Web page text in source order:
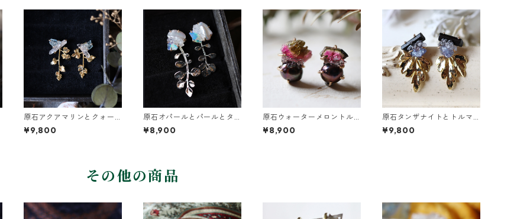
原石アクアマリンとクォー
ツとカニクサの葉ピアス
¥9,800
原石オパールとパールとタ
ネツケバナの葉ピアス
¥8,900
原石ウォーターメロントル
マリンとパールのピアス
¥8,900
原石タンザナイトとトルマ
リンとクレマチスの葉ピア
ス
¥9,800
その他の商品